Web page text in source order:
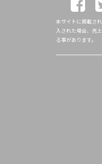
本サイトに掲載さ
入された場合、売
る事があります。